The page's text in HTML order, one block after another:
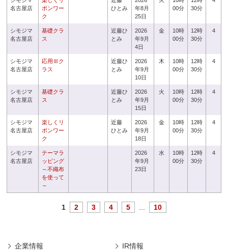
名古屋店
ボンワー
ク
ひとみ
年8月
25日
00分
30分
シモジマ
名古屋店
基礎クラ
ス
近藤ひ
とみ
2026
年9月
4日
金
10時
00分
12時
30分
4
シモジマ
名古屋店
応用Ⅲク
ラス
近藤ひ
とみ
2026
年9月
10日
木
10時
00分
12時
30分
4
シモジマ
名古屋店
基礎クラ
ス
近藤ひ
とみ
2026
年9月
15日
火
10時
00分
12時
30分
4
シモジマ
名古屋店
楽しくリ
ボンワー
ク
近藤
ひとみ
2026
年9月
18日
金
10時
00分
12時
30分
4
シモジマ
名古屋店
テーマラ
ッピング
～不織布
を使って
～
2026
年9月
23日
水
10時
00分
12時
30分
4
1 2 3 4 5 10
企業情報 IR情報